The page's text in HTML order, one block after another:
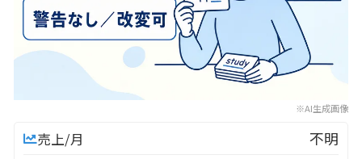
※AI生成画像
売上/月 不明